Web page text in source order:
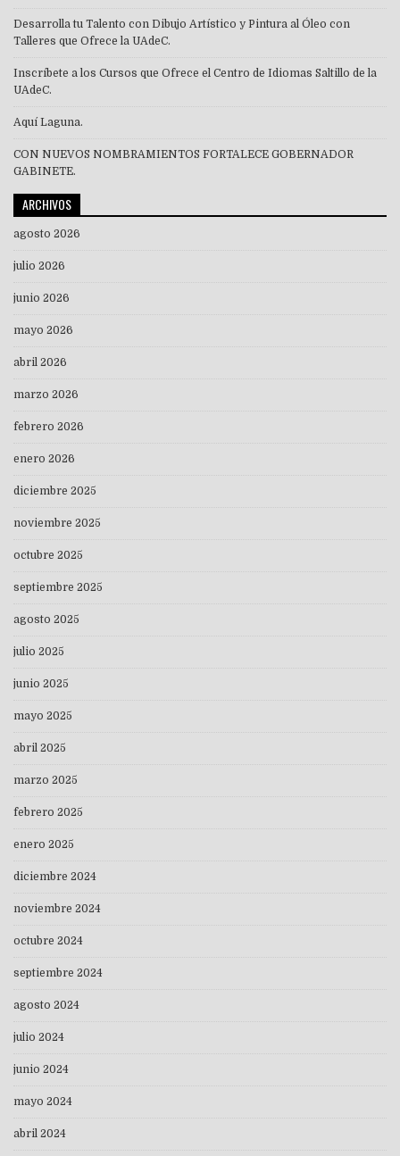
Desarrolla tu Talento con Dibujo Artístico y Pintura al Óleo con
Talleres que Ofrece la UAdeC.
Inscríbete a los Cursos que Ofrece el Centro de Idiomas Saltillo de la
UAdeC.
Aquí Laguna.
CON NUEVOS NOMBRAMIENTOS FORTALECE GOBERNADOR
GABINETE.
ARCHIVOS
agosto 2026
julio 2026
junio 2026
mayo 2026
abril 2026
marzo 2026
febrero 2026
enero 2026
diciembre 2025
noviembre 2025
octubre 2025
septiembre 2025
agosto 2025
julio 2025
junio 2025
mayo 2025
abril 2025
marzo 2025
febrero 2025
enero 2025
diciembre 2024
noviembre 2024
octubre 2024
septiembre 2024
agosto 2024
julio 2024
junio 2024
mayo 2024
abril 2024